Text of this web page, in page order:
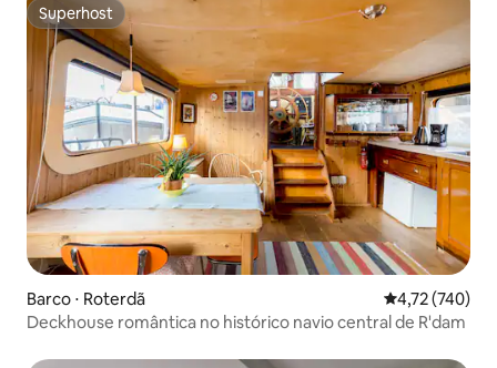
Superhost
Superhost
Barco ⋅ Roterdã 4,72 de uma
4,72 (740)
Deckhouse romântica no histórico navio central de R'dam